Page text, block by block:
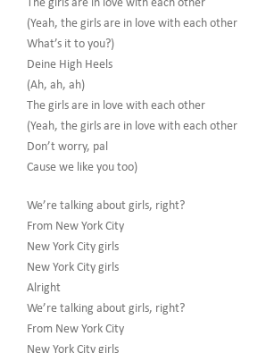
The girls are in love with each other
(Yeah, the girls are in love with each other
What’s it to you?)
Deine High Heels
(Ah, ah, ah)
The girls are in love with each other
(Yeah, the girls are in love with each other
Don’t worry, pal
Cause we like you too)
We’re talking about girls, right?
From New York City
New York City girls
New York City girls
Alright
We’re talking about girls, right?
From New York City
New York City girls